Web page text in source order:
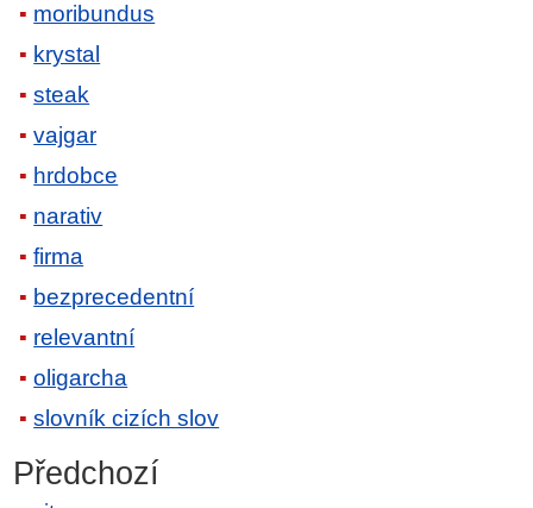
moribundus
krystal
steak
vajgar
hrdobce
narativ
firma
bezprecedentní
relevantní
oligarcha
slovník cizích slov
Předchozí